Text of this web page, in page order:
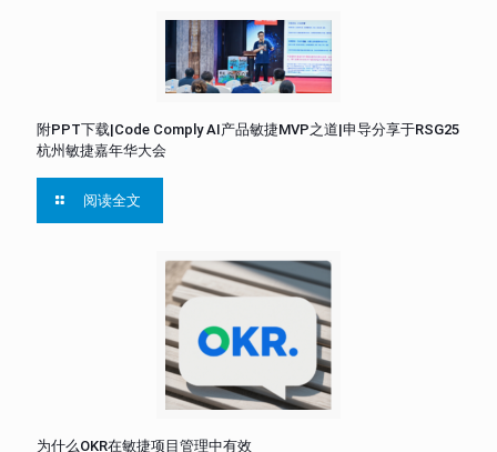
附PPT下载|Code Comply AI产品敏捷MVP之道|申导分享于RSG25
杭州敏捷嘉年华大会
阅读全文
为什么OKR在敏捷项目管理中有效